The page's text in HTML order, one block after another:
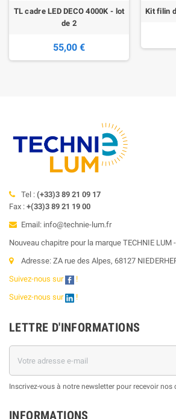
TL cadre LED DECO 4000K - lot
de 2
55,00 €
Kit filin
Tel : (+33)3 89 21 09 17
Fax : +(33)3 89 21 19 00
Email: info@technie-lum.fr
Nouveau chapitre pour la marque TECHNIE LUM
Adresse: ZA rue des Alpes, 68127
Suivez-nous sur
!
Suivez-nous sur
!
LETTRE D'INFORMATIONS
Inscrivez-vous à notre newsletter pour recevoir nos
INFORMATIONS